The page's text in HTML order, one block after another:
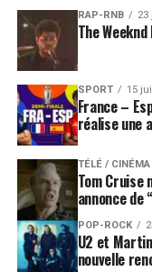
RAP-RNB 23
The
SPORT 15
France –
réalise une
TÉLÉ / CINÉMA
Tom Cruise
annonce de
POP-ROCK
U2 et
nouvelle